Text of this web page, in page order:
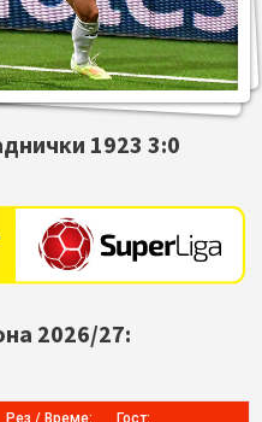
1923 3:0
2026/27:
Рез / Време: Гост: